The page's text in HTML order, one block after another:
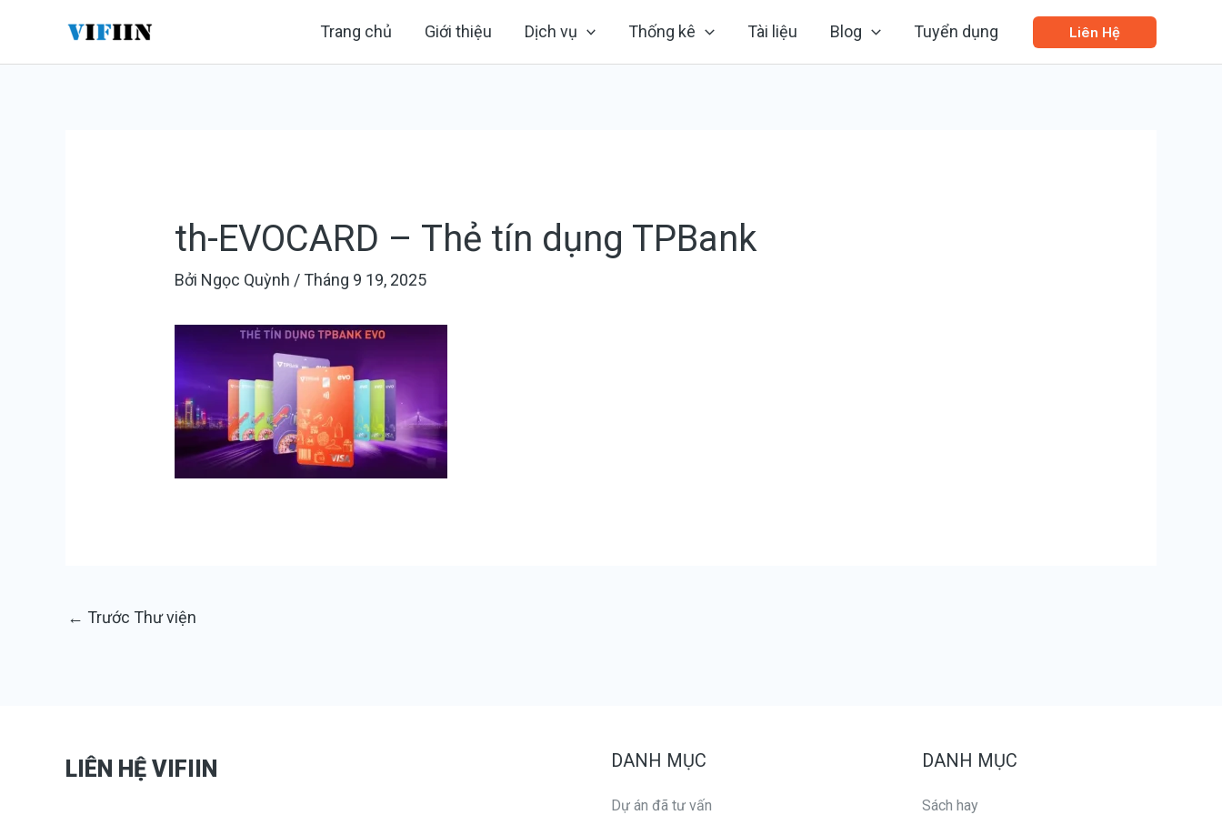
Trang chủ Giới thiệu Dịch vụ Thống kê Tài liệu Blog Tuyển dụng Liên Hệ
th-EVOCARD – Thẻ tín dụng TPBank
Bởi Ngọc Quỳnh / Tháng 9 19, 2025
hướng
← Trước Thư viện
LIÊN HỆ VIFIIN DANH MỤC
Dự án đã tư vấn
DANH MỤC
Sách hay